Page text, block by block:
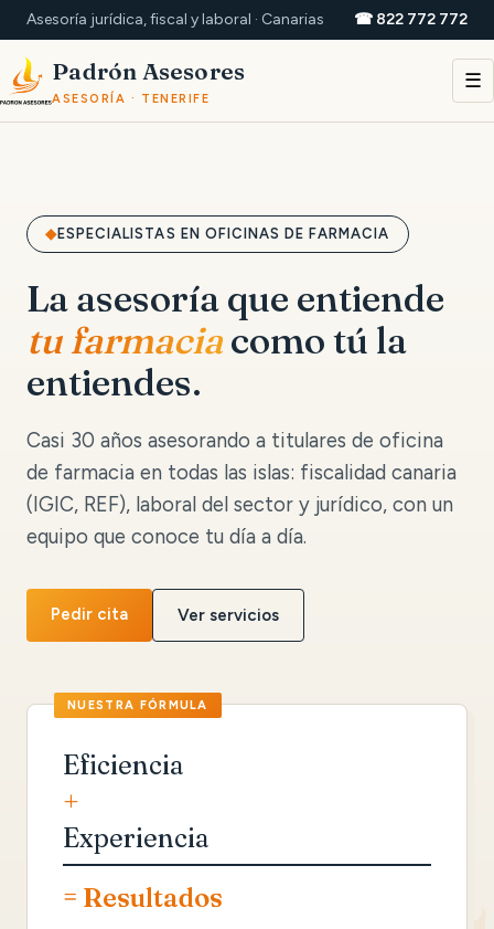
Asesoría jurídica, fiscal y laboral · Canarias ☎ 822 772 772
Padrón Asesores
ASESORÍA · TENERIFE
☰
ESPECIALISTAS EN OFICINAS DE FARMACIA
La asesoría que entiende
tu farmaciacomo tú la
entiendes.
Casi 30 años asesorando a titulares de oficina
de farmacia en todas las islas: fiscalidad canaria
(IGIC, REF), laboral del sector y jurídico, con un
equipo que conoce tu día a día.
Pedir cita Ver servicios
Eficiencia
+
Experiencia
= Resultados